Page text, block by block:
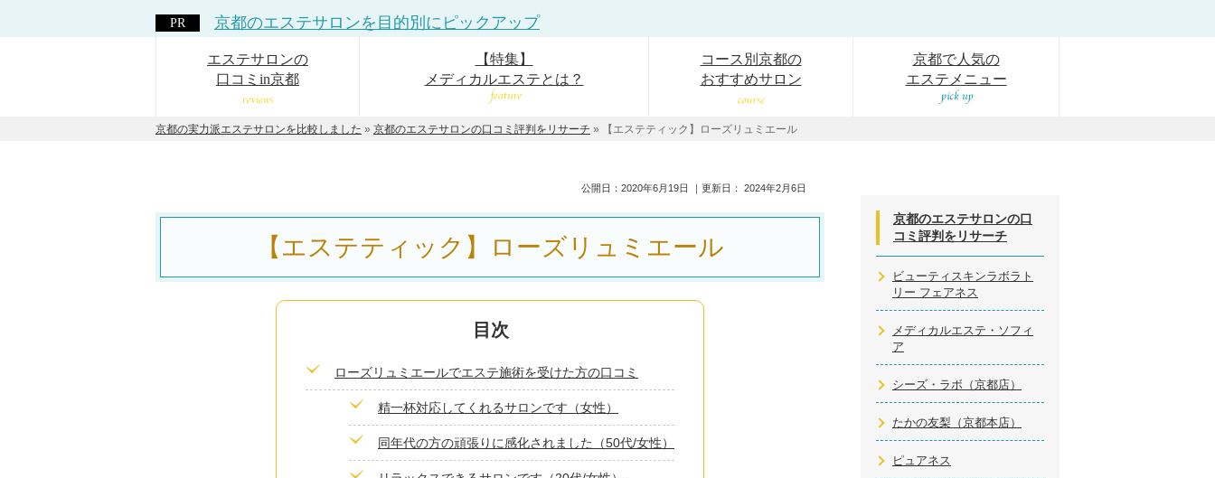
京都のエステサロンを 目的別にピックアップ
エステサロンの
口コミin京都
【特集】
メディカルエステとは？
コース別京都の
おすすめサロン
京都で人気の
エステメニュー
京都の実力派エステサロンを比較しました » 京都のエステサロンの口コミ評判をリサーチ » 【エステティック】ローズリュミエール
公開日： 2020年6月19日 ｜更新日： 2024年2月6日
【エステティック】ローズリュミエール
ローズリュミエールでエステ施術を受けた方の口コミ
精一杯対応してくれるサロンです（女性）
同年代の方の頑張りに感化されました（50代/女性）
京都のエステサロンの口
コミ評判をリサーチ
ビューティスキンラボラト
リー フェアネス
メディカルエステ・ソフィ
ア
シーズ・ラボ（京都店）
たかの友梨（京都本店）
ピュアネス